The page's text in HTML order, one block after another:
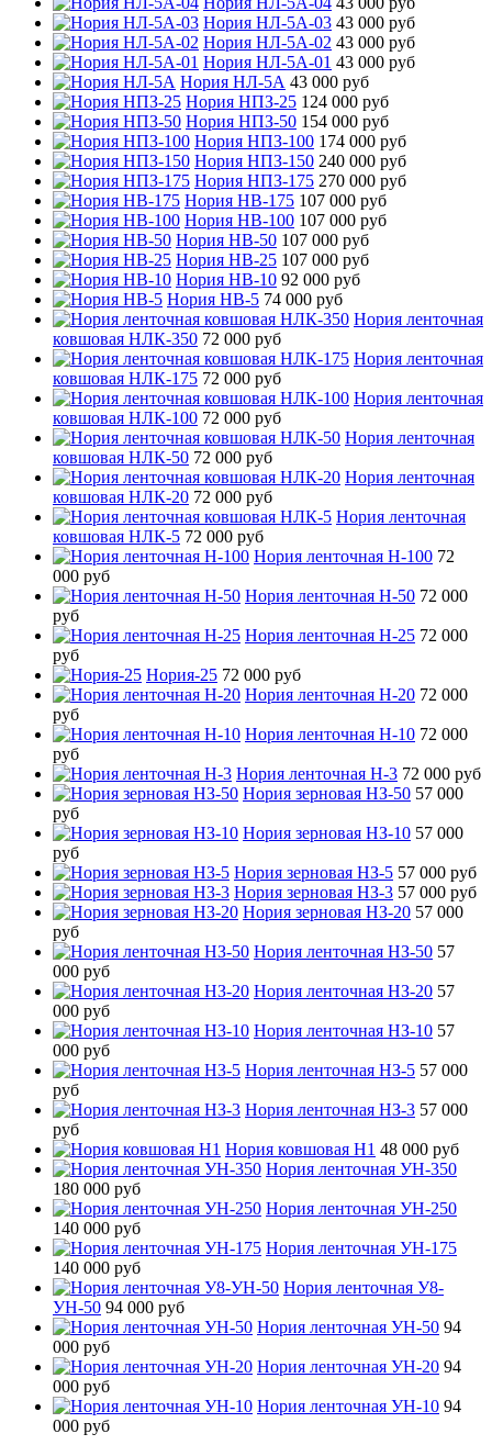
Нория НЛ-5А-03 43 000 руб
Нория НЛ-5А-02 43 000 руб
Нория НЛ-5А-01 43 000 руб
Нория НЛ-5А 43 000 руб
Нория НПЗ-25 124 000 руб
Нория НПЗ-50 154 000 руб
Нория НПЗ-100 174 000 руб
Нория НПЗ-150 240 000 руб
Нория НПЗ-175 270 000 руб
Нория НВ-175 107 000 руб
Нория НВ-100 107 000 руб
Нория НВ-50 107 000 руб
Нория НВ-25 107 000 руб
Нория НВ-10 92 000 руб
Нория НВ-5 74 000 руб
Нория ленточная
ковшовая НЛК-350 72 000 руб
Нория ленточная
ковшовая НЛК-175 72 000 руб
Нория ленточная
ковшовая НЛК-100 72 000 руб
Нория ленточная
ковшовая НЛК-50 72 000 руб
Нория ленточная
ковшовая НЛК-20 72 000 руб
Нория ленточная
ковшовая НЛК-5 72 000 руб
Нория ленточная Н-100 72
000 руб
Нория ленточная Н-50 72 000
руб
Нория ленточная Н-25 72 000
руб
Нория-25 72 000 руб
Нория ленточная Н-20 72 000
руб
Нория ленточная Н-10 72 000
руб
Нория ленточная Н-3 72 000 руб
Нория зерновая НЗ-50 57 000
руб
Нория зерновая НЗ-10 57 000
руб
Нория зерновая НЗ-5 57 000 руб
Нория зерновая НЗ-3 57 000 руб
Нория зерновая НЗ-20 57 000
руб
Нория ленточная НЗ-50 57
000 руб
Нория ленточная НЗ-20 57
000 руб
Нория ленточная НЗ-10 57
000 руб
Нория ленточная НЗ-5 57 000
руб
Нория ленточная НЗ-3 57 000
руб
Нория ковшовая Н1 48 000 руб
Нория ленточная УН-350
180 000 руб
Нория ленточная УН-250
140 000 руб
Нория ленточная УН-175
140 000 руб
Нория ленточная У8-
УН-50 94 000 руб
Нория ленточная УН-50 94
000 руб
Нория ленточная УН-20 94
000 руб
Нория ленточная УН-10 94
000 руб